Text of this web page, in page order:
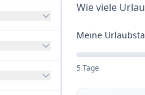
Wie viele
Meine
5 Tage